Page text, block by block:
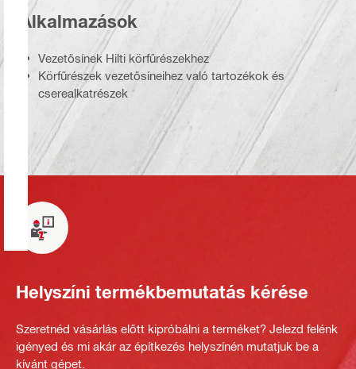
Alkalmazások
Vezetősínek Hilti körfűrészekhez
Körfűrészek vezetősíneihez való tartozékok és
cserealkatrészek
Helyszíni termékbemutatás kérése
Szeretnéd vásárlás előtt kipróbálni a terméket? Jelezd felénk
igényed és mi akár az építkezés helyszínén mutatjuk be a
kívánt gépet.